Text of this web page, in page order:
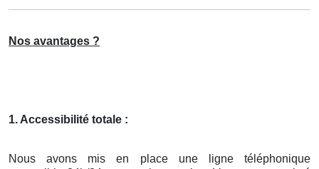
Nos avantages ?
1. Accessibilité totale :
Nous avons mis en place une ligne téléphonique